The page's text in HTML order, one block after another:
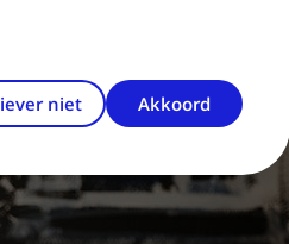
niet Akkoord